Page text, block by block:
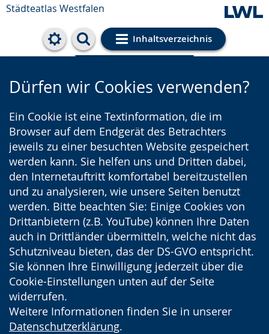
Städteatlas Westfalen
Inhaltsverzeichnis
Cookie-Einstellungen
Dürfen wir Cookies verwenden?
Ein Cookie ist eine Textinformation, die im
Browser auf dem Endgerät des Betrachters
jeweils zu einer besuchten Website gespeichert
werden kann. Sie helfen uns und Dritten dabei,
den Internetauftritt komfortabel bereitzustellen
und zu analysieren, wie unsere Seiten benutzt
werden. Bitte beachten Sie: Einige Cookies von
Drittanbietern (z.B. YouTube) können Ihre Daten
auch in Drittländer übermitteln, welche nicht das
Schutzniveau bieten, das der DS-GVO entspricht.
Sie können Ihre Einwilligung jederzeit über die
Cookie-Einstellungen unten auf der Seite
widerrufen.
Weitere Informationen finden Sie in unserer
Datenschutzerklärung.